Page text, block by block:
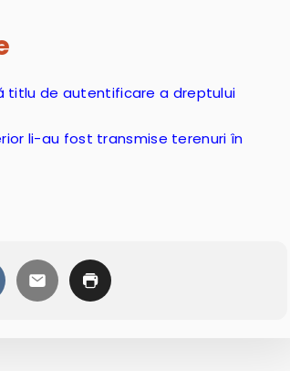
titlu de autentificare a dreptului
li-au fost transmise terenuri în